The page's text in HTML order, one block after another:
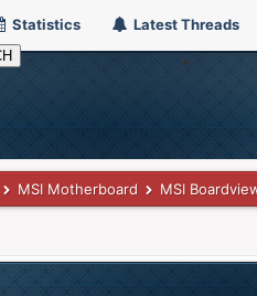
Statistics Latest Threads
MSI Motherboard MSI